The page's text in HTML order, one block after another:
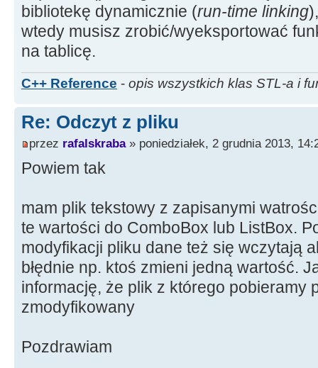
bibliotekę dynamicznie (run-time linking
wtedy musisz zrobić/wyeksportować
na tablicę.
C++ Reference - opis wszystkich klas STL-a i
Re: Odczyt z pliku
przez rafalskraba» poniedziałek, 2 grudnia 2013,
Powiem tak
mam plik tekstowy z zapisanymi
te wartości do ComboBox lub ListBox.
modyfikacji pliku dane też się wczytają
błędnie np. ktoś zmieni jedną wartość.
informację, że plik z którego pobieramy
zmodyfikowany
Pozdrawiam